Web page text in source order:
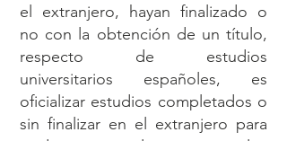
el extranjero, hayan finalizado o
no con la obtención de un título,
respecto de estudios
universitarios españoles, es
oficializar estudios completados o
sin finalizar en el extranjero para